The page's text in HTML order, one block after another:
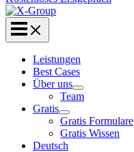
Leistungen
Best Cases
Über uns
Team
Gratis
Gratis Formulare
Gratis Wissen
Deutsch